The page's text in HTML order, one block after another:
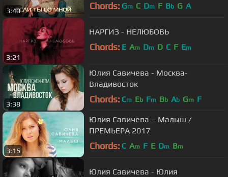
3:40 Chords: Gm C Dm F Bb G A
3:21
НАРГИЗ - НЕЛЮБОВЬ
Chords: E Am Dm D C F Em
3:38
Юлия Савичева - Москва-
Владивосток
Chords: Cm Eb Fm Bb Ab Gm F
3:15
Юлия Савичева – Малыш /
ПРЕМЬЕРА 2017
Chords: C Am F E Dm Bm
Юлия Савичева - Юлия